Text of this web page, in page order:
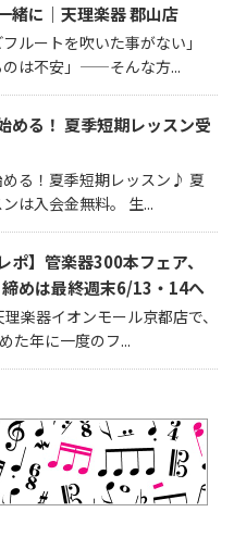
緒に｜天理楽器 郡山店
ルートを吹いた事がない」
のは不安」——そんな方...
める！ 夏季短期レッスン受
る！夏季短期レッスン♪ 夏
は入会金無料。 生...
ポ】管楽器300本フェア、
めは最終週末6/13・14へ
楽器イオンモール京都店で、
た年に一度のフ...